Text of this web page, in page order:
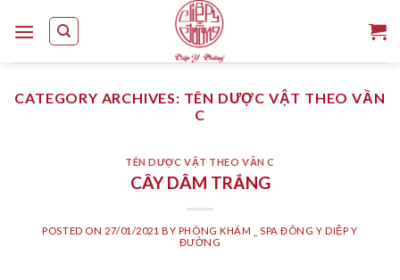
CATEGORY ARCHIVES: TÊN DƯỢC VẬT THEO VẦN
C
TÊN DƯỢC VẬT THEO VẦN C
CÂY DÂM TRẮNG
POSTED ON 27/01/2021 BY PHÒNG KHÁM _ SPA ĐÔNG Y DIỆP Y
ĐƯỜNG